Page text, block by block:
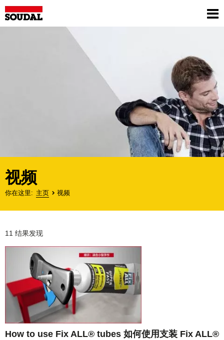
Skip
to
main
视频
你在这里 主页 视频
RESULTS
11 结果发现
How to use Fix ALL® tubes 如何使用支装 Fix ALL®